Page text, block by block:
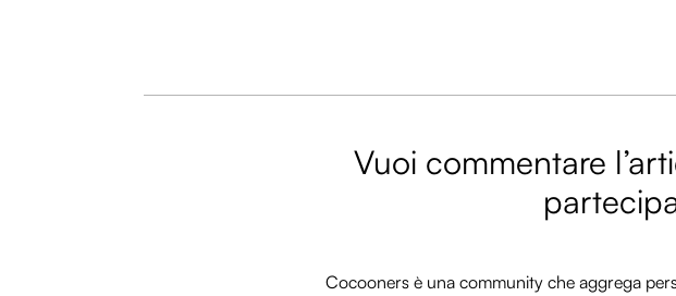
Vuoi commentare
Cocooners è una community che aggrega